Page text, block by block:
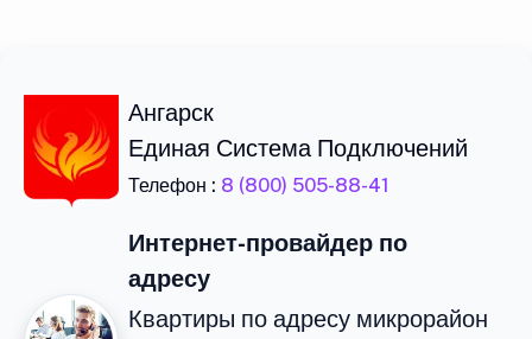
Ангарск
Единая Система Подключений
Телефон : 8 (800) 505-88-41
Интернет-провайдер по
адресу
Квартиры по адресу микрорайон